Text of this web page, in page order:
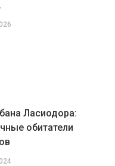
Ласиодора:
обитатели